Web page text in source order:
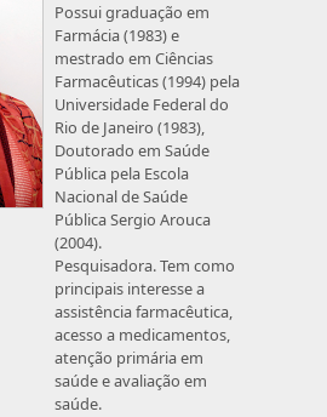
Possui graduação em
Farmácia (1983) e
mestrado em Ciências
Farmacêuticas (1994) pela
Universidade Federal do
Rio de Janeiro (1983),
Doutorado em Saúde
Pública pela Escola
Nacional de Saúde
Pública Sergio Arouca
(2004).
Pesquisadora. Tem como
principais interesse a
assistência farmacêutica,
acesso a medicamentos,
atenção primária em
saúde e avaliação em
saúde.